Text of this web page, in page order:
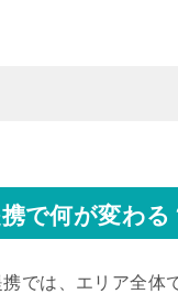
で何が変わ
では、エリア全体